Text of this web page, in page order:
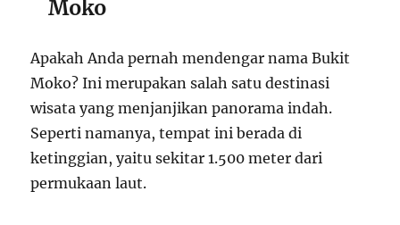
Moko
Apakah Anda pernah mendengar nama Bukit
Moko? Ini merupakan salah satu destinasi
wisata yang menjanjikan panorama indah.
Seperti namanya, tempat ini berada di
ketinggian, yaitu sekitar 1.500 meter dari
permukaan laut.